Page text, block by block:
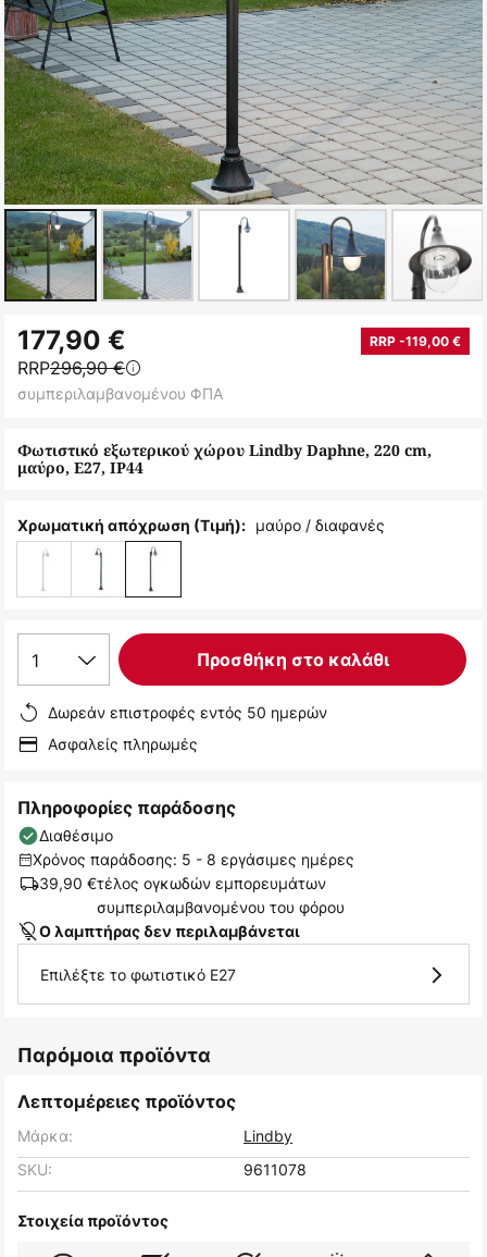
στην
αρχή
της
εικόνων
Φωτιστικό εξωτερικού χώρου Lindby Daphne, 220 cm,
μαύρο, E27, IP44
177,90 € RRP -119,00 €
RRP296,90 €
συμπεριλαμβανομένου ΦΠΑ
Χρωματική απόχρωση (Τιμή): μαύρο / διαφανές
1 Προσθήκη στο καλάθι
Δωρεάν επιστροφές εντός 50 ημερών
Ασφαλείς πληρωμές
Πληροφορίες παράδοσης
Διαθέσιμο
Χρόνος παράδοσης: 5 - 8 εργάσιμες ημέρες
39,90 €τέλος ογκωδών εμπορευμάτων
συμπεριλαμβανομένου του φόρου
Ο λαμπτήρας δεν περιλαμβάνεται
Επιλέξτε το φωτιστικό E27
Παρόμοια προϊόντα
Λεπτομέρειες προϊόντος
Μάρκα:
Lindby
SKU:
9611078
Στοιχεία προϊόντος